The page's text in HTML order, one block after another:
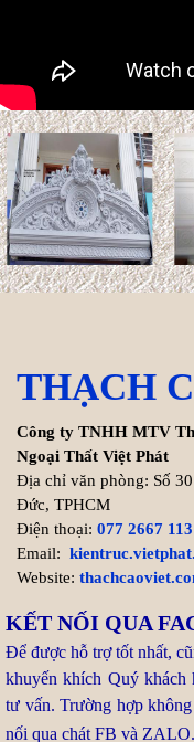
hai vật liệu tự nhiên
trúc. ...
Xem thêm >>
200m2 dao động từ
Xem thêm >>
chạm ngưỡng 59 tuổi
thường e ngại ...
THẠCH
Công ty TNHH MTV
Ngoại Thất Việt Phát
Địa chỉ văn phòng: Số
Đức, TPHCM
Điện thoại: 077 2667 113
Email:
Website:
KẾT NỐI QUA
Để được hỗ trợ tốt nhất,
khuyến khích Quý khách
tư vấn. Trường hợp
nối qua chát FB và ZALO.